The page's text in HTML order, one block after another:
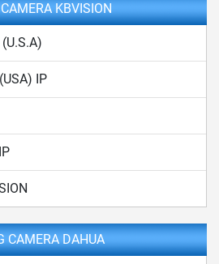
KBVISION
IP
CAMERA DAHUA